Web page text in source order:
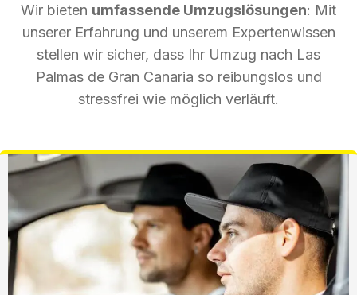
Wir bieten umfassende Umzugslösungen: Mit
unserer Erfahrung und unserem Expertenwissen
stellen wir sicher, dass Ihr Umzug nach Las
Palmas de Gran Canaria so reibungslos und
stressfrei wie möglich verläuft.